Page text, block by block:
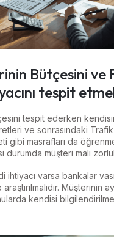
Bütçesini ve
tespit
tespit ederken
ve sonrasındaki Trafik
gibi masrafları da
durumda müşteri mali
ihtiyacı varsa bankalar
Müşterinin
kendisi